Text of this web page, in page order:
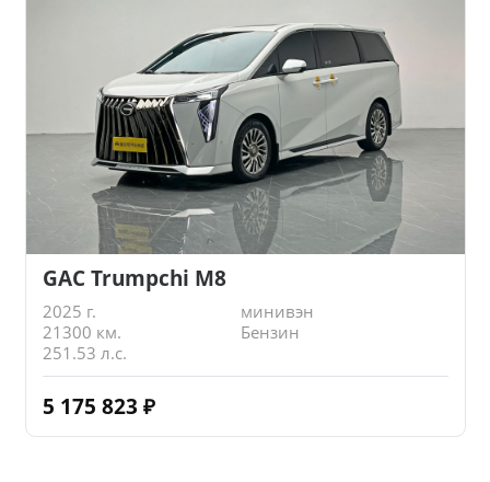
GAC Trumpchi M8
2025 г.
минивэн
21300 км.
Бензин
251.53 л.с.
5 175 823 ₽